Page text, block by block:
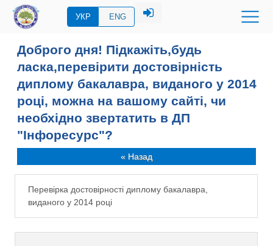
УКР ENG
Доброго дня! Підкажіть,будь
ласка,перевірити достовірність
диплому бакалавра, виданого у 2014
році, можна на вашому сайті, чи
необхідно звертатить в ДП
"Інфоресурс"?
« Назад
Перевірка достовірності диплому бакалавра,
виданого у 2014 році